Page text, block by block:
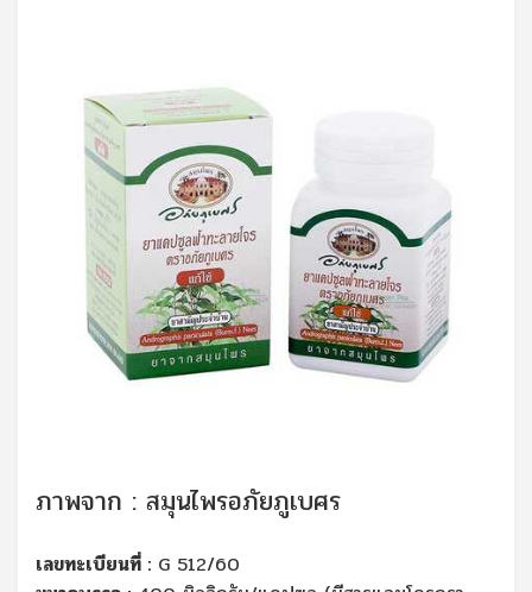
ภาพจาก : สมุนไพรอภัยภูเบศร
เลขทะเบียนที่ : G 512/60